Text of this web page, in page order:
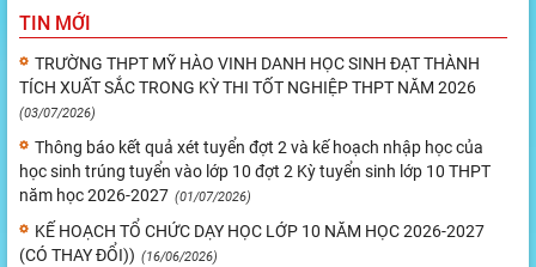
TIN MỚI
TRƯỜNG THPT MỸ HÀO VINH DANH HỌC SINH ĐẠT THÀNH
TÍCH XUẤT SẮC TRONG KỲ THI TỐT NGHIỆP THPT NĂM 2026
(03/07/2026)
Thông báo kết quả xét tuyển đợt 2 và kế hoạch nhập học của
học sinh trúng tuyển vào lớp 10 đợt 2 Kỳ tuyển sinh lớp 10 THPT
năm học 2026-2027 (01/07/2026)
KẾ HOẠCH TỔ CHỨC DẠY HỌC LỚP 10 NĂM HỌC 2026-2027
(CÓ THAY ĐỔI)) (16/06/2026)